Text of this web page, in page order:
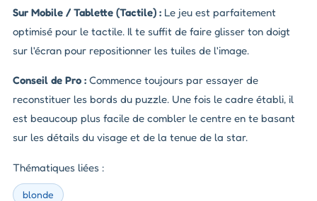
Sur Mobile / Tablette (Tactile) : Le jeu est parfaitement
optimisé pour le tactile. Il te suffit de faire glisser ton doigt
sur l'écran pour repositionner les tuiles de l'image.
Conseil de Pro : Commence toujours par essayer de
reconstituer les bords du puzzle. Une fois le cadre établi, il
est beaucoup plus facile de combler le centre en te basant
sur les détails du visage et de la tenue de la star.
Thématiques liées :
blonde